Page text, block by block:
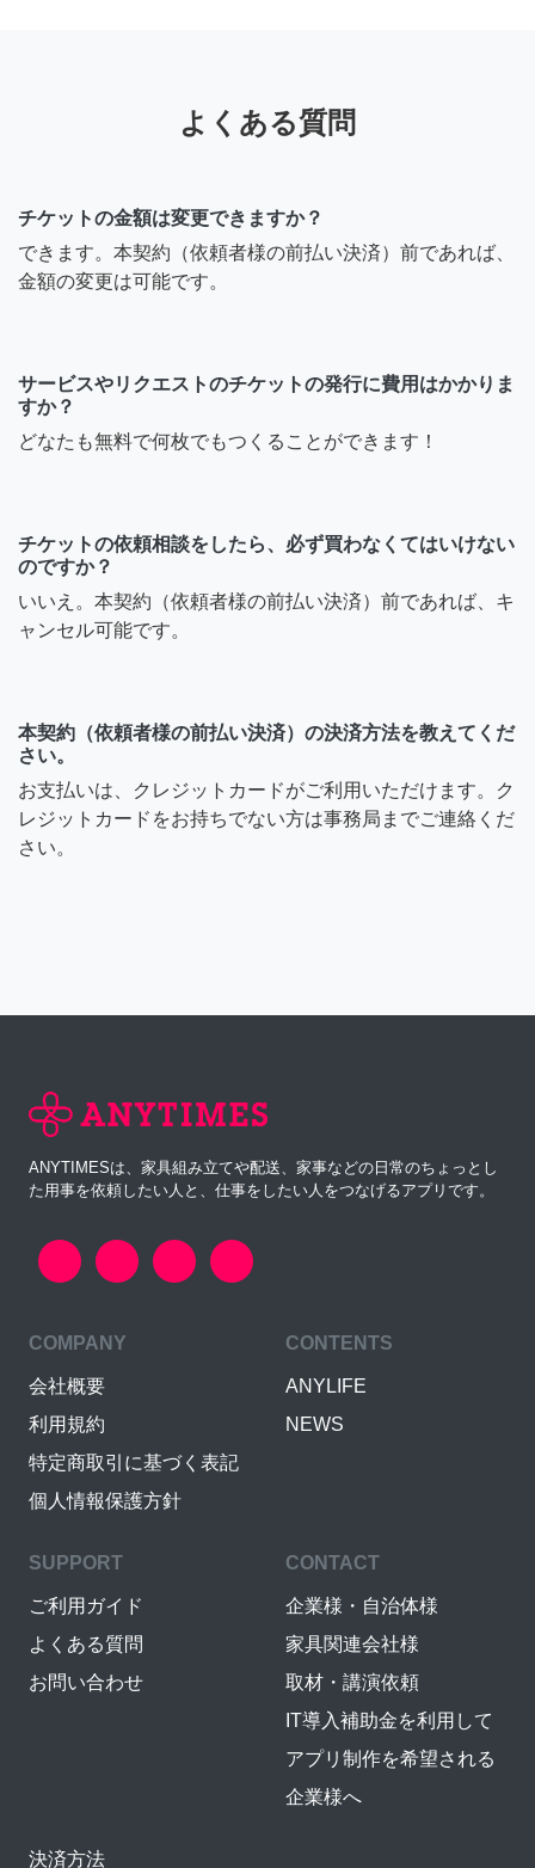
よくある質問
チケットの金額は変更できますか？
できます。本契約（依頼者様の前払い決済）前であれば、
金額の変更は可能です。
サービスやリクエストのチケットの発行に費用はかかりま
すか？
どなたも無料で何枚でもつくることができます！
チケットの依頼相談をしたら、必ず買わなくてはいけない
のですか？
いいえ。本契約（依頼者様の前払い決済）前であれば、キ
ャンセル可能です。
本契約（依頼者様の前払い決済）の決済方法を教えてくだ
さい。
お支払いは、クレジットカードがご利用いただけます。ク
レジットカードをお持ちでない方は事務局までご連絡くだ
さい。
ANYTIMESは、家具組み立てや配送、家事などの日常のちょっとし
た用事を依頼したい人と、仕事をしたい人をつなげるアプリです。
COMPANY
会社概要
利用規約
特定商取引に基づく表記
個人情報保護方針
CONTENTS
ANYLIFE
NEWS
SUPPORT
ご利用ガイド
よくある質問
お問い合わせ
CONTACT
企業様・自治体様
家具関連会社様
取材・講演依頼
IT導入補助金を利用して
アプリ制作を希望される
企業様へ
決済方法